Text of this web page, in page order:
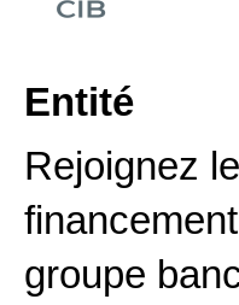
Entité
Rejoignez
groupe